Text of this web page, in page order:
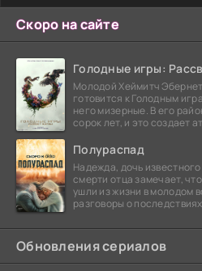
Скоро на сайте
Голодные игры:
Молодой Хеймитч
готовится к Голодным
него мизерные. В его
сорок лет, и это создает
Полураспад
Надежда, дочь
смерти отца замечает,
ушли из жизни в молодом
разговоры о
Обновления сериалов